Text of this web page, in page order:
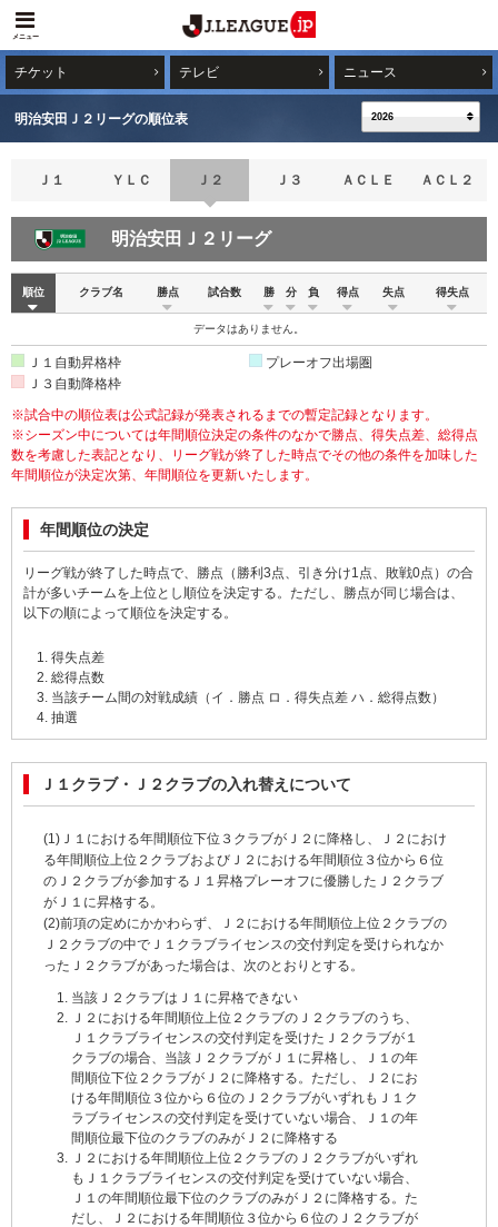
メニュー
チケット テレビ ニュース
明治安田Ｊ２リーグの順位表
Ｊ１ ＹＬＣ Ｊ２ Ｊ３ ＡＣＬＥ ＡＣＬ２
明治安田Ｊ２リーグ
明治安田Ｊ２リーグ
順位 クラブ名 勝点 試合数 勝 分 負 得点 失点 得失点
データはありません。
Ｊ１自動昇格枠
プレーオフ出場圏
Ｊ３自動降格枠
※試合中の順位表は公式記録が発表されるまでの暫定記録となります。
※シーズン中については年間順位決定の条件のなかで勝点、得失点差、総得点
数を考慮した表記となり、リーグ戦が終了した時点でその他の条件を加味した
年間順位が決定次第、年間順位を更新いたします。
年間順位の決定
リーグ戦が終了した時点で、勝点（勝利3点、引き分け1点、敗戦0点）の合
計が多いチームを上位とし順位を決定する。ただし、勝点が同じ場合は、
以下の順によって順位を決定する。
得失点差
総得点数
当該チーム間の対戦成績（イ．勝点 ロ．得失点差 ハ．総得点数）
抽選
Ｊ１クラブ・Ｊ２クラブの入れ替えについて
(1)Ｊ１における年間順位下位３クラブがＪ２に降格し、Ｊ２におけ
る年間順位上位２クラブおよびＪ２における年間順位３位から６位
のＪ２クラブが参加するＪ１昇格プレーオフに優勝したＪ２クラブ
がＪ１に昇格する。
(2)前項の定めにかかわらず、Ｊ２における年間順位上位２クラブの
Ｊ２クラブの中でＪ１クラブライセンスの交付判定を受けられなか
ったＪ２クラブがあった場合は、次のとおりとする。
当該Ｊ２クラブはＪ１に昇格できない
Ｊ２における年間順位上位２クラブのＪ２クラブのうち、
Ｊ１クラブライセンスの交付判定を受けたＪ２クラブが１
クラブの場合、当該Ｊ２クラブがＪ１に昇格し、Ｊ１の年
間順位下位２クラブがＪ２に降格する。ただし、Ｊ２にお
ける年間順位３位から６位のＪ２クラブがいずれもＪ１ク
ラブライセンスの交付判定を受けていない場合、Ｊ１の年
間順位最下位のクラブのみがＪ２に降格する
Ｊ２における年間順位上位２クラブのＪ２クラブがいずれ
もＪ１クラブライセンスの交付判定を受けていない場合、
Ｊ１の年間順位最下位のクラブのみがＪ２に降格する。た
だし、Ｊ２における年間順位３位から６位のＪ２クラブが